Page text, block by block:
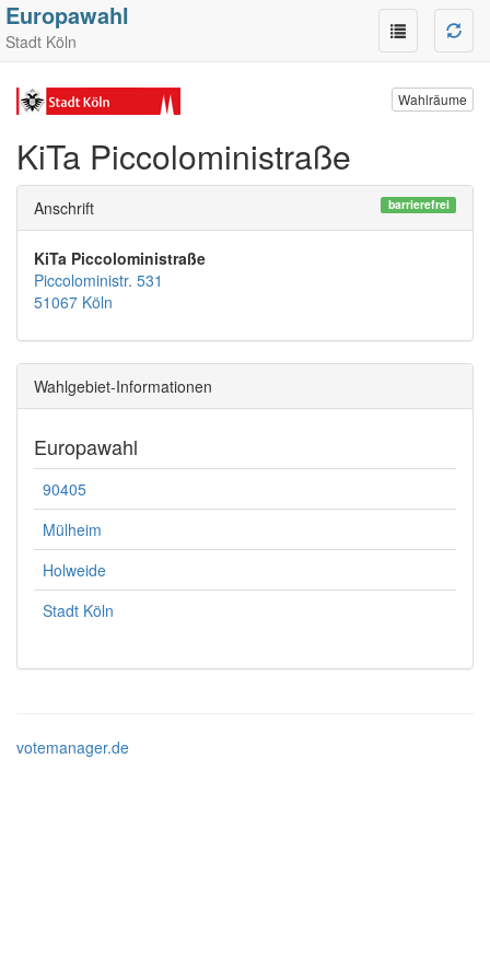
Europawahl
Stadt Köln
Wahlräume
KiTa Piccoloministraße
Anschrift barrierefrei
KiTa Piccoloministraße
Piccoloministr. 531
51067 Köln
Wahlgebiet-Informationen
Europawahl
90405
Mülheim
Holweide
Stadt Köln
votemanager.de